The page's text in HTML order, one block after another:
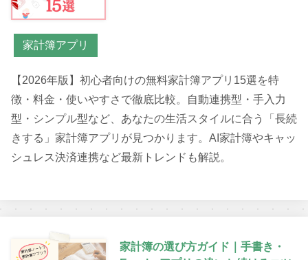
家計簿アプリ
【2026年版】初心者向けの無料家計簿アプリ15選を特
徴・料金・使いやすさで徹底比較。自動連携型・手入力
型・シンプル型など、あなたの生活スタイルに合う「長続
きする」家計簿アプリが見つかります。AI家計簿やキャッ
シュレス決済連携など最新トレンドも解説。
家計簿の選び方ガイド｜手書き・